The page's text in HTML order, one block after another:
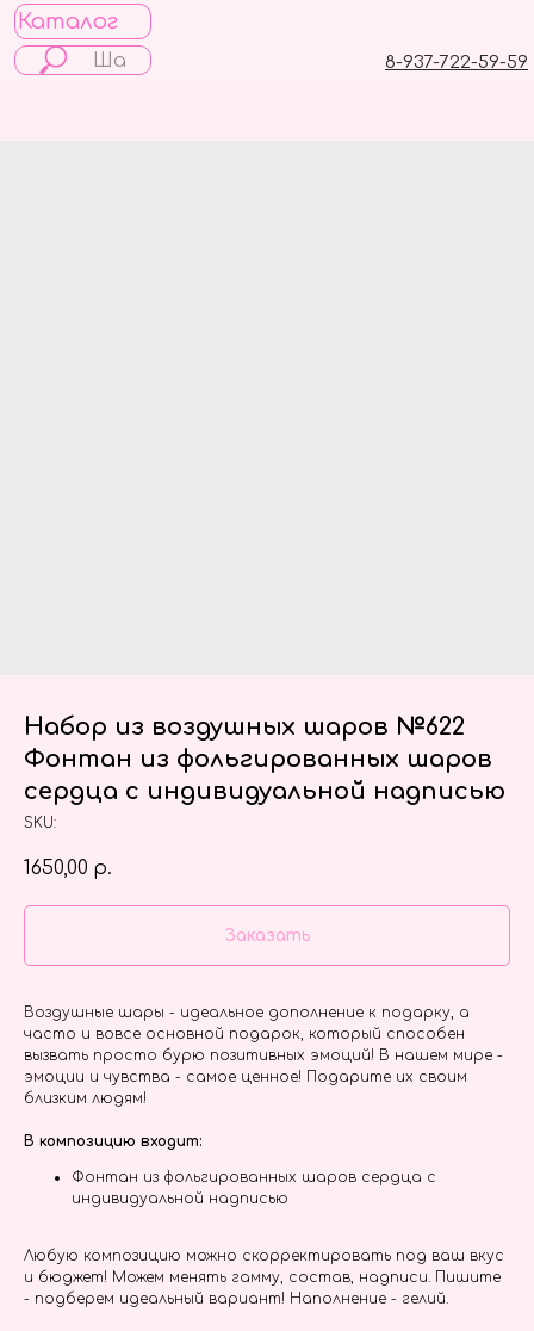
Каталог
8-937-722-59-59
Набор из воздушных шаров №622
Фонтан из фольгированных шаров
сердца с индивидуальной надписью
SKU:
1650,00 р.
Заказать
Воздушные шары - идеальное дополнение к подарку, а
часто и вовсе основной подарок, который способен
вызвать просто бурю позитивных эмоций! В нашем мире -
эмоции и чувства - самое ценное! Подарите их своим
близким людям!
В композицию входит:
Фонтан из фольгированных шаров сердца с
индивидуальной надписью
Любую композицию можно скорректировать под ваш вкус
и бюджет! Можем менять гамму, состав, надписи. Пишите
- подберем идеальный вариант! Наполнение - гелий.